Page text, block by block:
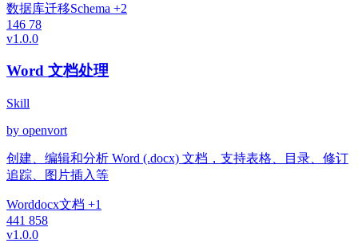
数据库迁移Schema +2
146 78
v1.0.0
Word 文档处理
Skill
by openvort
创建、编辑和分析 Word (.docx) 文档，支持表格、目录、修订
追踪、图片插入等
Worddocx文档 +1
441 858
v1.0.0